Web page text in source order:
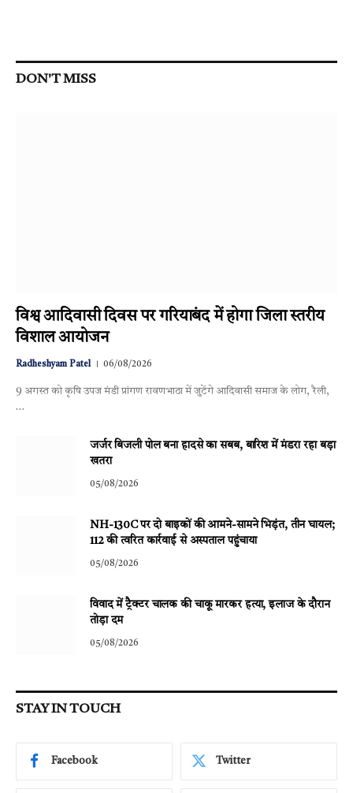
DON'T MISS
विश्व आदिवासी दिवस पर गरियाबंद में होगा जिला स्तरीय
विशाल आयोजन
Radheshyam Patel 06/08/2026
9 अगस्त को कृषि उपज मंडी प्रांगण रावणभाठा में जुटेंगे आदिवासी समाज के लोग, रैली,
…
जर्जर बिजली पोल बना हादसे का सबब, बारिश में मंडरा रहा बड़ा
खतरा
05/08/2026
NH-130C पर दो बाइकों की आमने-सामने भिड़ंत, तीन घायल;
112 की त्वरित कार्रवाई से अस्पताल पहुंचाया
05/08/2026
विवाद में ट्रैक्टर चालक की चाकू मारकर हत्या, इलाज के दौरान
तोड़ा दम
05/08/2026
STAY IN TOUCH
Facebook Twitter